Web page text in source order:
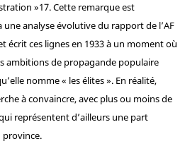
»17. Cette remarque est
une analyse évolutive du rapport de l’AF
écrit ces lignes en 1933 à un moment où
ambitions de propagande populaire
nomme « les élites ». En réalité,
à convaincre, avec plus ou moins de
représentent d’ailleurs une part
province.